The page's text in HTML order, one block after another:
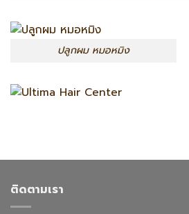
ปลูกผม หมอหมิง
ติดตามเรา